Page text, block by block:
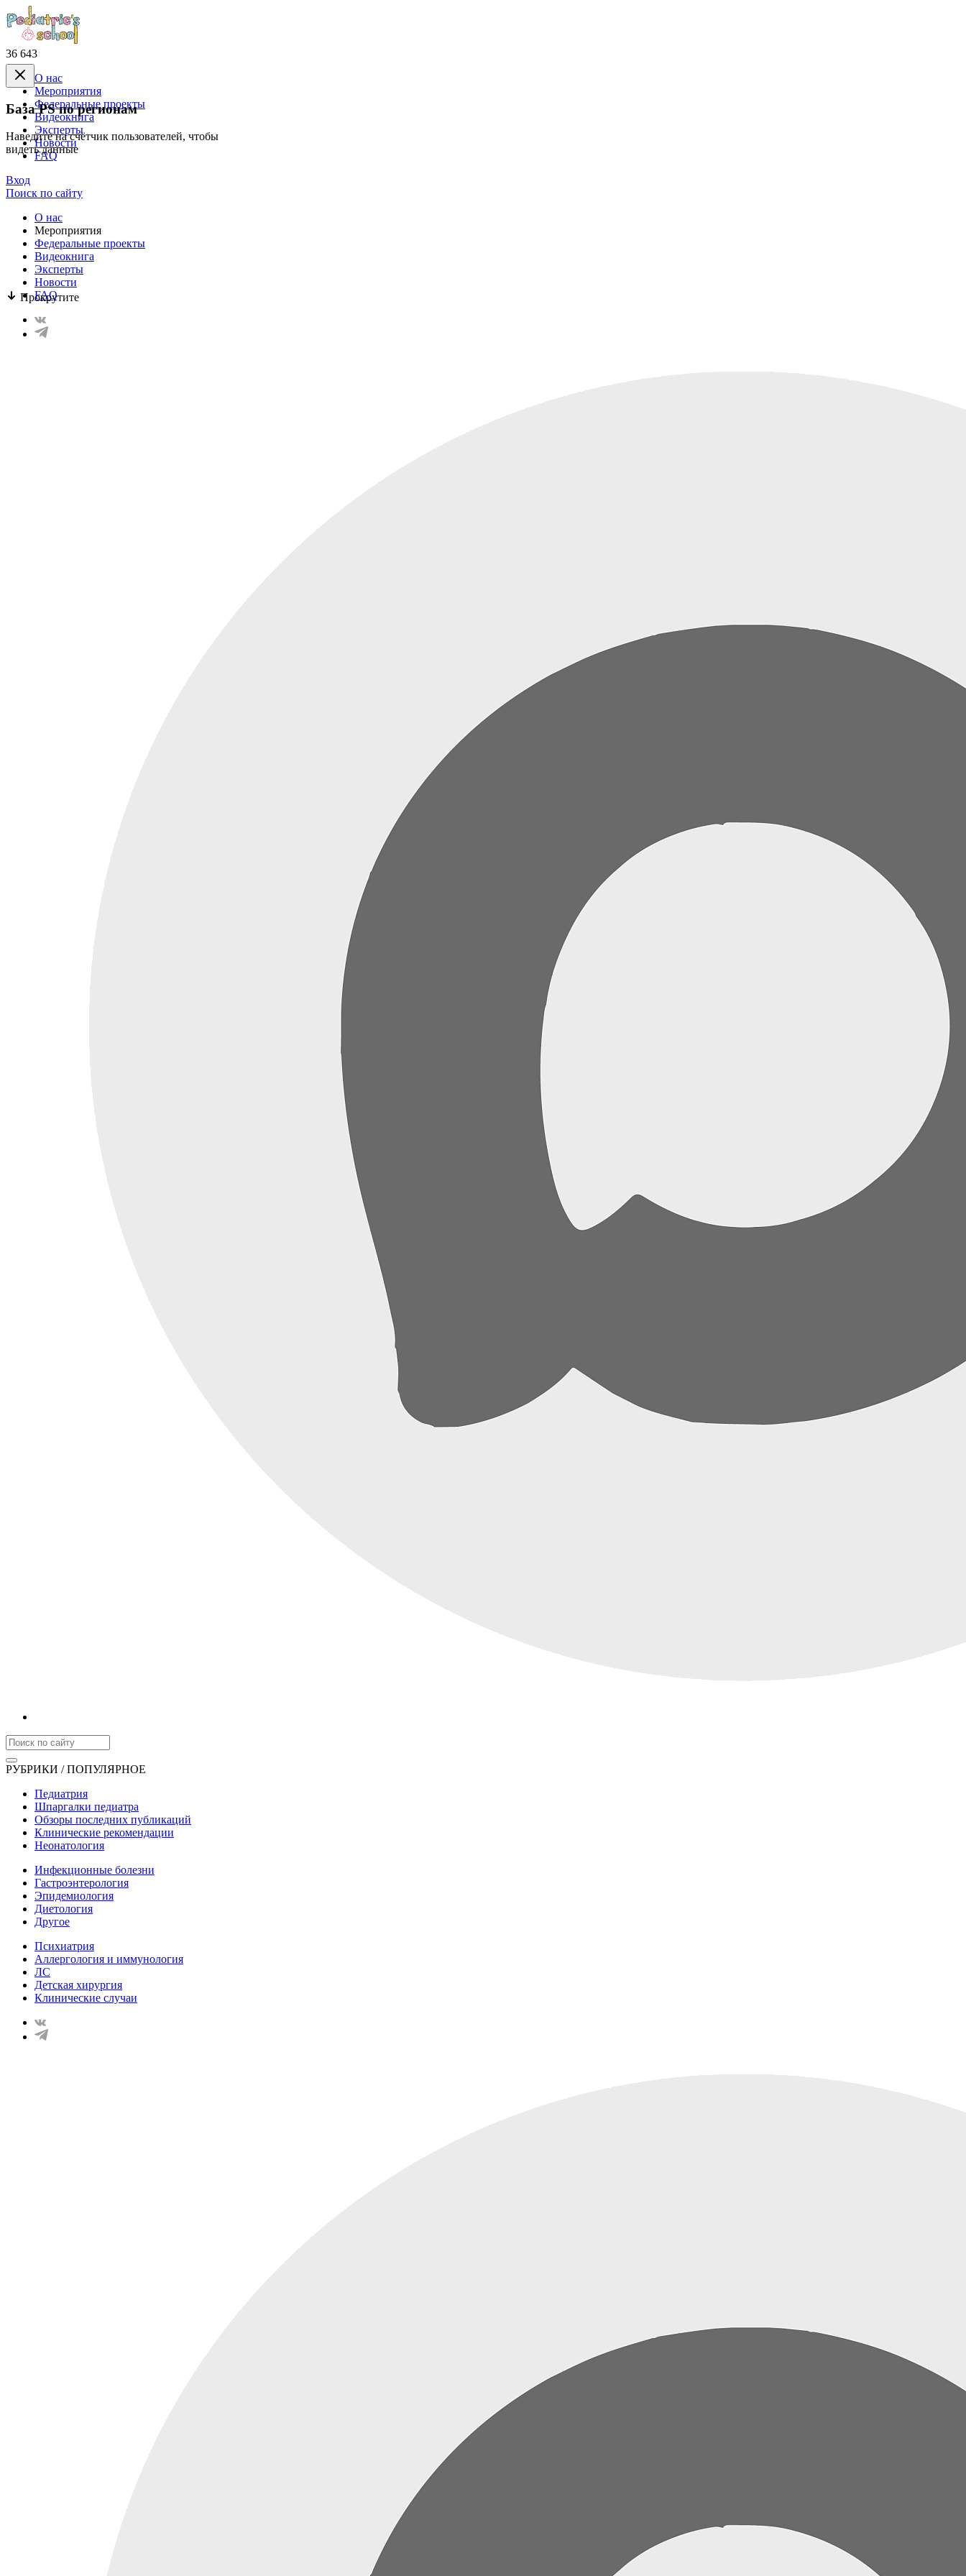
36 643
База PS по регионам
Наведите на счётчик пользователей, чтобы
видеть данные
Прокрутите
О нас
Mероприятия
Федеральные проекты
Видеокнига
Эксперты
Новости
FAQ
Вход
Поиск по сайту
О нас
Mероприятия
Федеральные проекты
Видеокнига
Эксперты
Новости
FAQ
РУБРИКИ / ПОПУЛЯРНОЕ
Педиатрия
Шпаргалки педиатра
Обзоры последних публикаций
Клинические рекомендации
Неонатология
Инфекционные болезни
Гастроэнтерология
Эпидемиология
Диетология
Другое
Психиатрия
Аллергология и иммунология
ЛС
Детская хирургия
Клинические случаи